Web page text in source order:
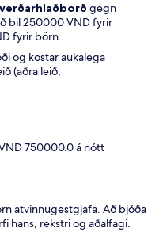
gegn
bil 250000 VND fyrir
fyrir börn
og kostar aukalega
(aðra leið,
750000.0 á nótt
atvinnugestgjafa. Að bjóða
hans, rekstri og aðalfagi.